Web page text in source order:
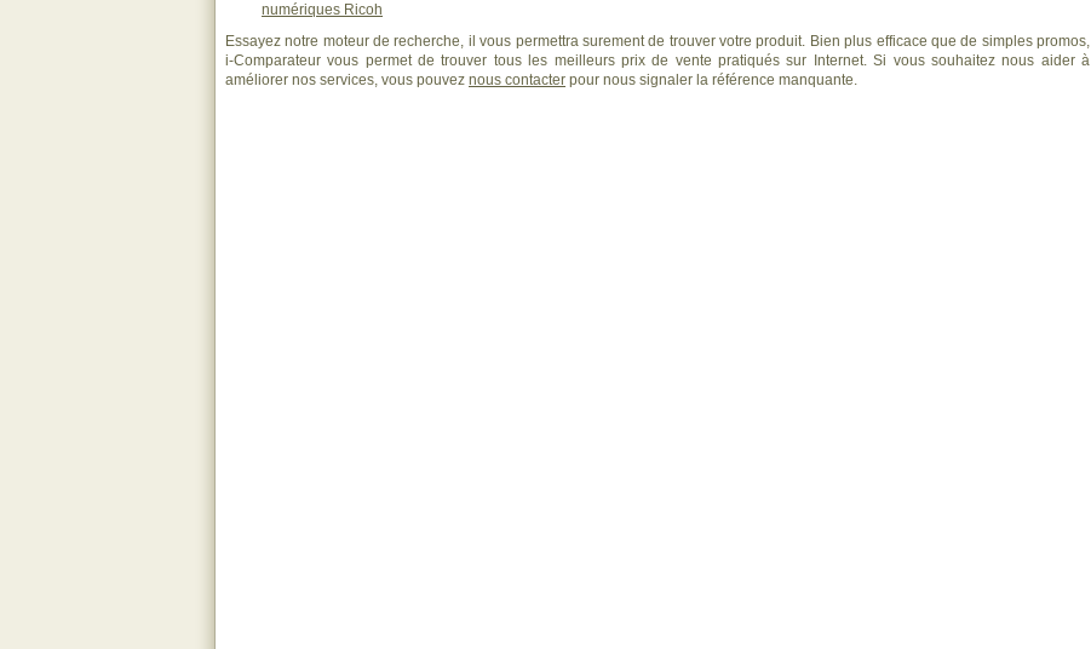
numériques Ricoh
Essayez notre moteur de recherche, il vous permettra surement de trouver votre produit. Bien plus efficace que de simples promos,
i-Comparateur vous permet de trouver tous les meilleurs prix de vente pratiqués sur Internet. Si vous souhaitez nous aider à
améliorer nos services, vous pouvez nous contacter pour nous signaler la référence manquante.